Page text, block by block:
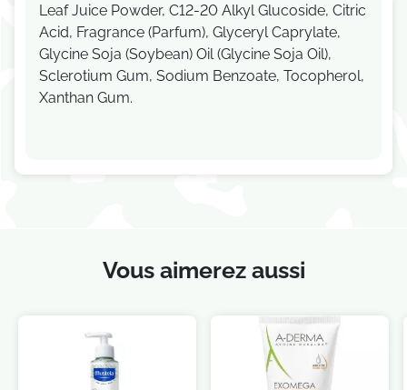
Leaf Juice Powder, C12-20 Alkyl Glucoside, Citric
Acid, Fragrance (Parfum), Glyceryl Caprylate,
Glycine Soja (Soybean) Oil (Glycine Soja Oil),
Sclerotium Gum, Sodium Benzoate, Tocopherol,
Xanthan Gum.
Vous aimerez aussi